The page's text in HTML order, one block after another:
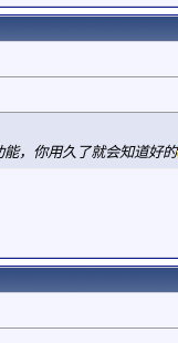
，你用久了就会知道好的